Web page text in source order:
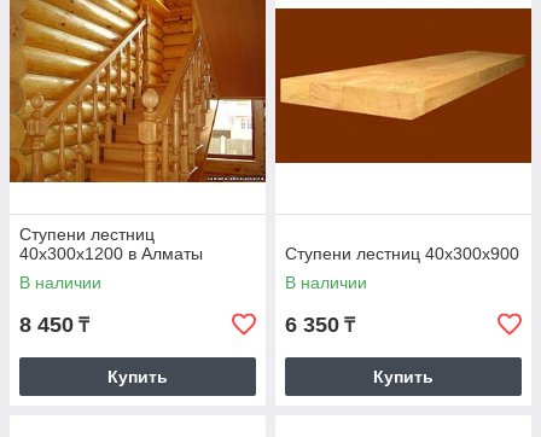
Ступени лестниц
40х300х1200 в Алматы
В наличии
8 450 ₸
Купить
Ступени лестниц 40х300х900
В наличии
6 350 ₸
Купить